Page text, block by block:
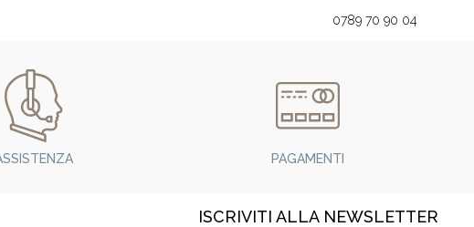
0789 70 90 04
PAGAMENTI
ISCRIVITI ALLA NEWSLETTER